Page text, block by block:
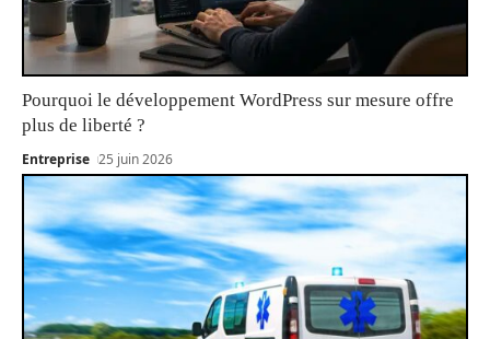
Pourquoi le développement WordPress sur mesure offre
plus de liberté ?
Entreprise 25 juin 2026